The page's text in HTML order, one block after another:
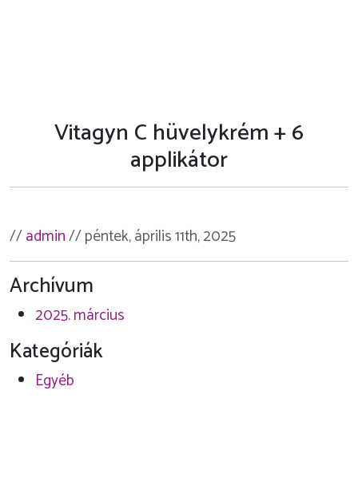
Vitagyn C hüvelykrém + 6
applikátor
//admin// péntek, április 11th, 2025
Archívum
2025. március
Kategóriák
Egyéb